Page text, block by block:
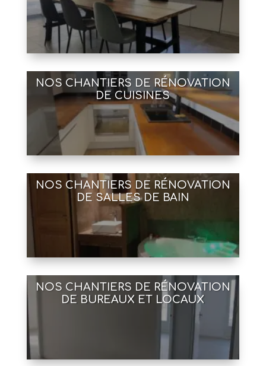
NOS CHANTIERS DE RÉNOVATION
DE CUISINES
NOS CHANTIERS DE RÉNOVATION
DE SALLES DE BAIN
NOS CHANTIERS DE RÉNOVATION
DE BUREAUX ET LOCAUX